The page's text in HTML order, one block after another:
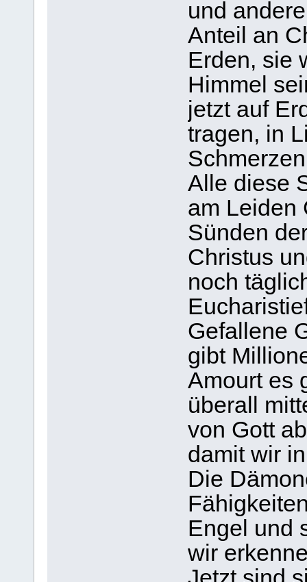
und
Anteil an
Erden, sie
Himmel
jetzt auf
tragen, in
Alle diese
am Leiden
Sünden
Christus
noch
Gefallene
gibt
Amourt es
überall
von Gott
damit wir
Die
Engel und
wir